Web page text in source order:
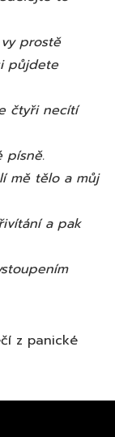
prostě
půjdete
čtyři necítí
písně.
mě tělo a můj
a pak
z panické